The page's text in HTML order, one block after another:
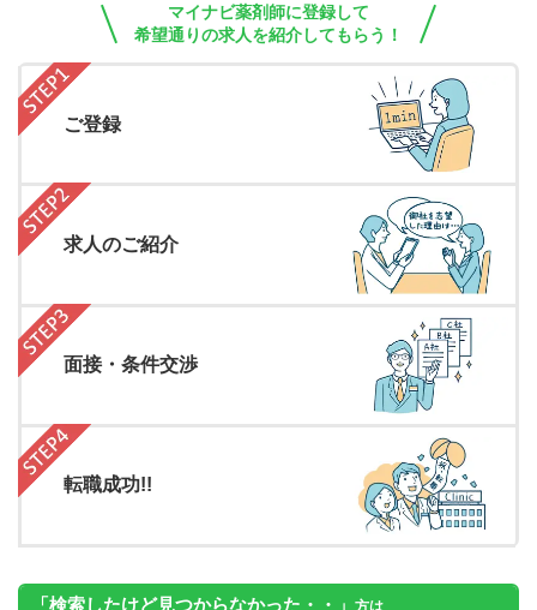
マイナビ薬剤師に登録して
希望通りの求人を紹介してもらう！
ご登録
求人のご紹介
面接・条件交渉
転職成功!!
「検索したけど見つからなかった・・」 方は